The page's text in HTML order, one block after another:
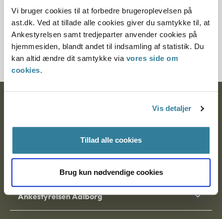
Vi bruger cookies til at forbedre brugeroplevelsen på
ast.dk. Ved at tillade alle cookies giver du samtykke til, at
Ankestyrelsen samt tredjeparter anvender cookies på
hjemmesiden, blandt andet til indsamling af statistik. Du
kan altid ændre dit samtykke via vores side om
cookies.
Vis detaljer
Tillad alle cookies
Brug kun nødvendige cookies
Journalnummer
201413-97
9000 Aalborg
Ankestyrelsen Aalborg